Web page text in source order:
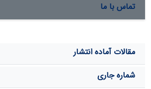
تماس با ما
مقالات آماده انتشار
شماره جاری